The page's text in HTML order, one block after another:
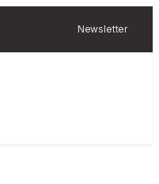
Newsletter